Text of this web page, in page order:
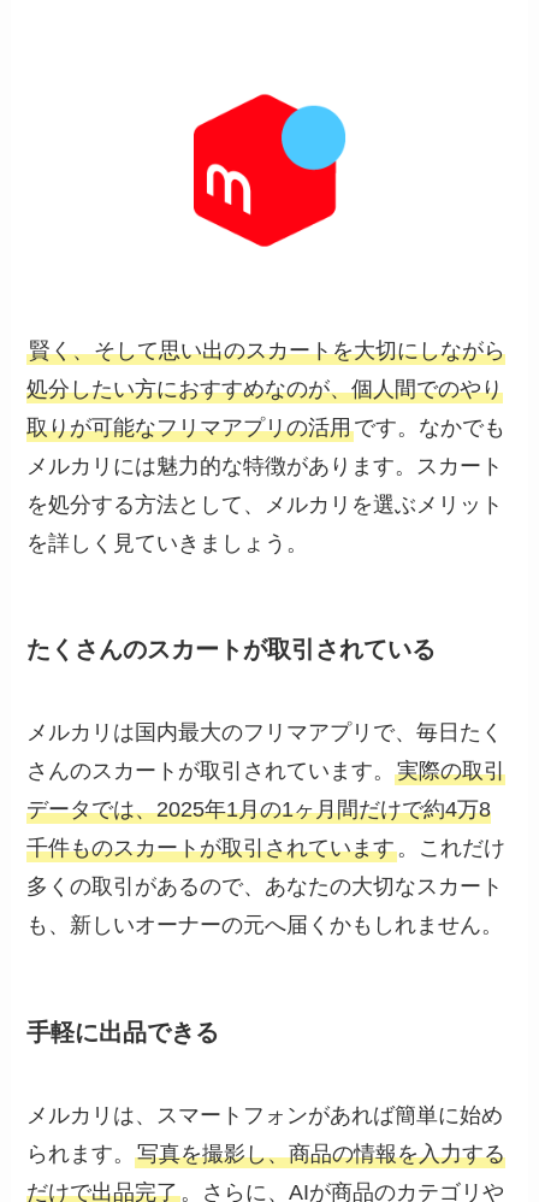
賢く、そして思い出のスカートを大切にしながら
処分したい方におすすめなのが、個人間でのやり
取りが可能なフリマアプリの活用です。なかでも
メルカリには魅力的な特徴があります。スカート
を処分する方法として、メルカリを選ぶメリット
を詳しく見ていきましょう。
たくさんのスカートが取引されている
メルカリは国内最大のフリマアプリで、毎日たく
さんのスカートが取引されています。実際の取引
データでは、2025年1月の1ヶ月間だけで約4万8
千件ものスカートが取引されています。これだけ
多くの取引があるので、あなたの大切なスカート
も、新しいオーナーの元へ届くかもしれません。
手軽に出品できる
メルカリは、スマートフォンがあれば簡単に始め
られます。写真を撮影し、商品の情報を入力する
だけで出品完了。さらに、AIが商品のカテゴリや